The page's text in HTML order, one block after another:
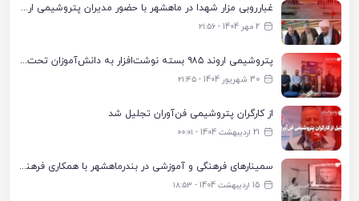
غبارروبی مزار شهدا در ماهشهر با حضور مدیران پتروشیمی اروند و مسئولان شهری
2 مهر 1404 - ۲۱:۵۶
پتروشیمی اروند ۹۸۵ بسته نوشت‌افزار به دانش‌آموزان تحت پوشش کمیته امداد بندرماهشهر اهدا کرد
30 شهریور 1404 - ۲۱:۴۵
از کارگران پتروشیمی فن‌آوران تجلیل شد
21 اردیبهشت 1404 - ۰۰:۰۱
سمینارهای فرهنگی و آموزشی در بندرماهشهر با همکاری فرهنگ‌سرای پتروشیمی مارون
15 اردیبهشت 1404 - ۱۸:۵۳